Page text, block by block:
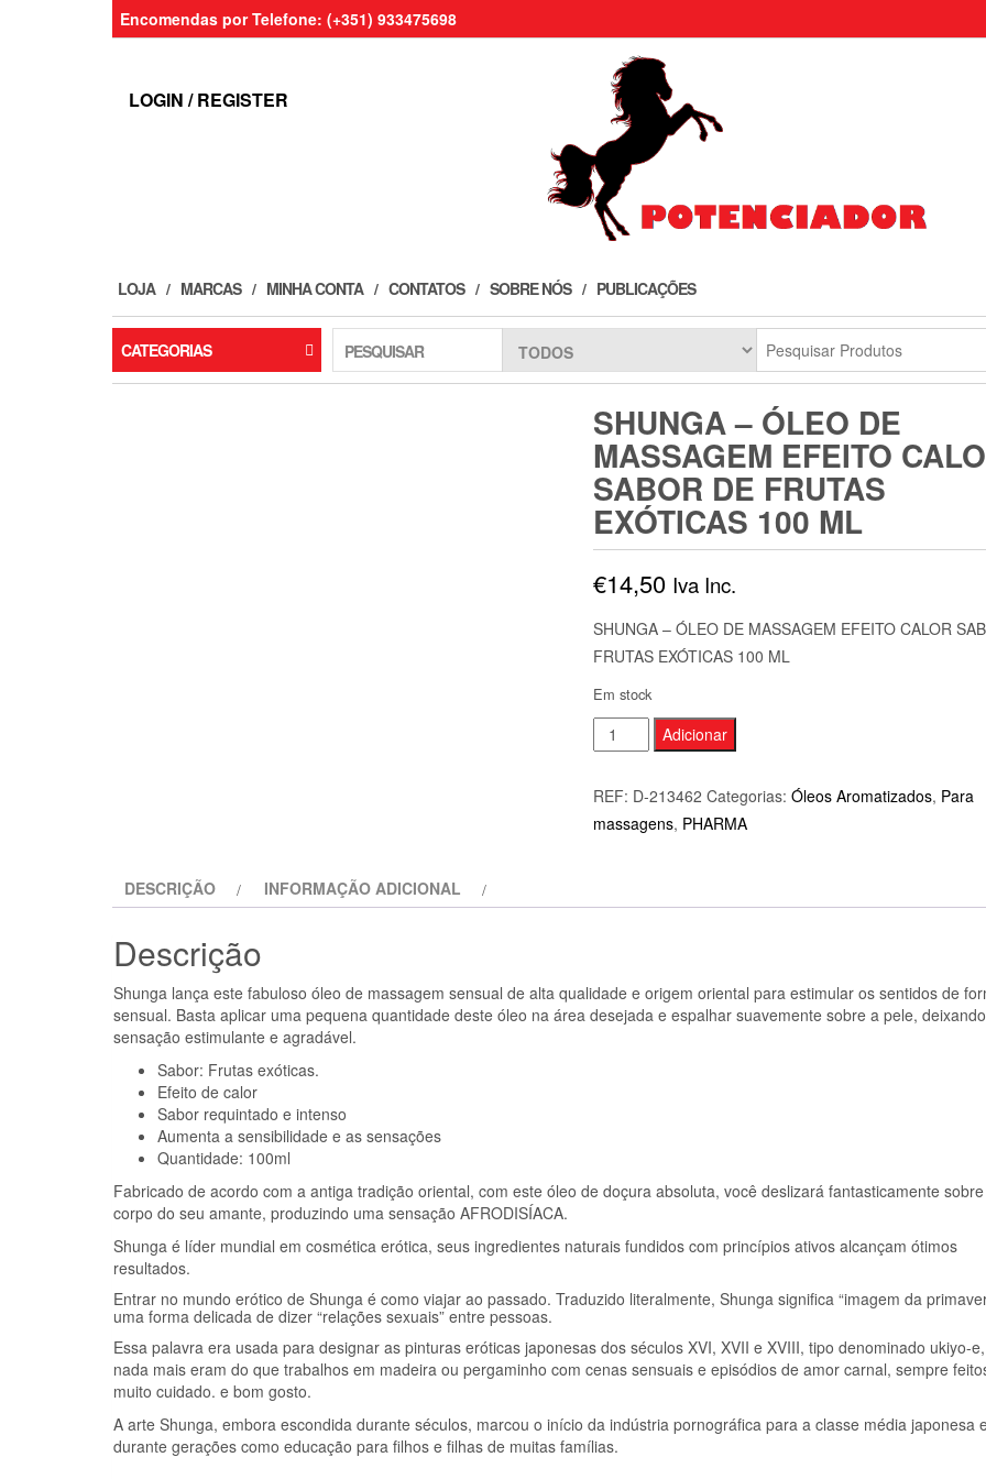
Encomendas por Telefone: (+351) 933475698
LOGIN / REGISTER
LOJA MARCAS MINHA CONTA CONTATOS SOBRE NÓS PUBLICAÇÕES
CATEGORIAS PESQUISAR
SHUNGA – ÓLEO DE
MASSAGEM EFEITO
SABOR DE FRUTAS
EXÓTICAS 100 ML
€14,50 Iva Inc.
SHUNGA – ÓLEO DE MASSAGEM EFEITO CALOR
FRUTAS EXÓTICAS 100 ML
Em stock
Quantidade
de
SHUNGA
DE
Adicionar
REF: D-213462 Categorias: Óleos Aromatizados, Para
massagens, PHARMA
DESCRIÇÃO INFORMAÇÃO ADICIONAL
Descrição
Shunga lança este fabuloso óleo de massagem sensual de alta qualidade e origem oriental para estimular os sentidos de
sensual. Basta aplicar uma pequena quantidade deste óleo na área desejada e espalhar suavemente sobre a pele,
sensação estimulante e agradável.
Sabor: Frutas exóticas.
Efeito de calor
Sabor requintado e intenso
Aumenta a sensibilidade e as sensações
Quantidade: 100ml
Fabricado de acordo com a antiga tradição oriental, com este óleo de doçura absoluta, você deslizará fantasticamente
corpo do seu amante, produzindo uma sensação AFRODISÍACA.
Shunga é líder mundial em cosmética erótica, seus ingredientes naturais fundidos com princípios ativos alcançam ótimos
resultados.
Entrar no mundo erótico de Shunga é como viajar ao passado. Traduzido literalmente, Shunga significa “imagem da
uma forma delicada de dizer “relações sexuais” entre pessoas.
Essa palavra era usada para designar as pinturas eróticas japonesas dos séculos XVI, XVII e XVIII, tipo denominado ukiyo-
nada mais eram do que trabalhos em madeira ou pergaminho com cenas sensuais e episódios de amor carnal, sempre
muito cuidado. e bom gosto.
A arte Shunga, embora escondida durante séculos, marcou o início da indústria pornográfica para a classe média japonesa
durante gerações como educação para filhos e filhas de muitas famílias.